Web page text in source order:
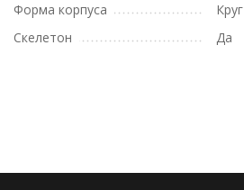
Форма корпуса
Круг
Скелетон
Да